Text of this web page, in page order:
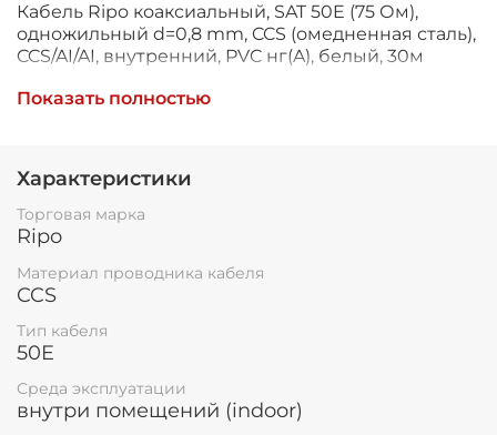
Кабель Ripo коаксиальный, SAT 50E (75 Ом),
одножильный d=0,8 mm, CCS (омедненная сталь),
CCS/AI/AI, внутренний, PVC нг(A), белый, 30м
КУПИТЬ КОАКСИАЛЬНЫЙ КАБЕЛЬ
SAT 50Е RIPO — коаксиальный кабель, который
спутникового телевидения, монтаже систем
видеонаблюдения. Основные элементы
конструкции:
изоляция, для создания которой
экран, выполненный из алюминиевой
фольги,
Показать полностью
Характеристики
Торговая марка
Ripo
Материал проводника кабеля
CCS
Тип кабеля
50E
Среда эксплуатации
внутри помещений (indoor)